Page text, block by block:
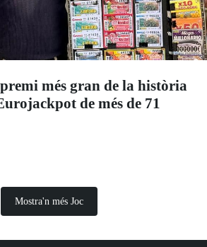
més gran de la història
de més de 71
Mostra'n més Joc